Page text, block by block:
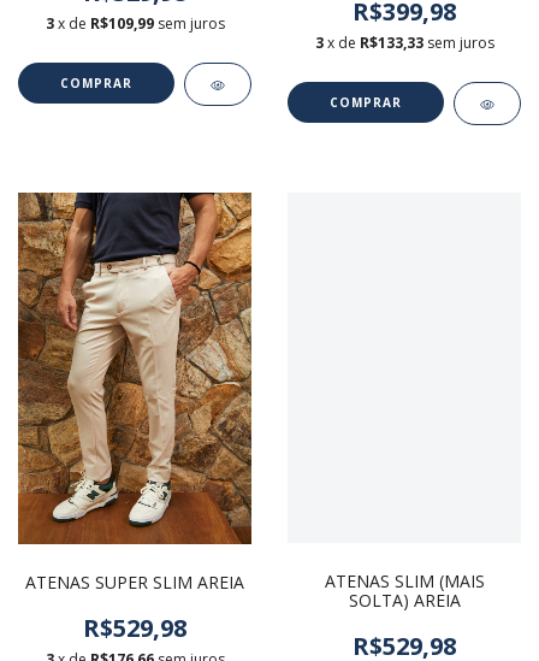
3 x de R$109,99 sem juros
COMPRAR
R$399,98
3 x de R$133,33 sem juros
COMPRAR
ATENAS SUPER SLIM AREIA
R$529,98
ATENAS SLIM (MAIS
SOLTA) AREIA
R$529,98